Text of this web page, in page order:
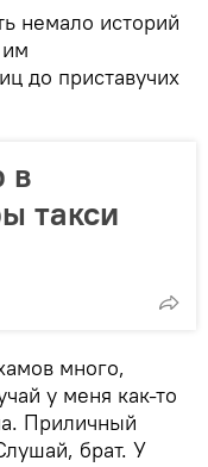
немало историй
до приставучих
в
такси
много,
у меня как-то
Приличный
брат. У